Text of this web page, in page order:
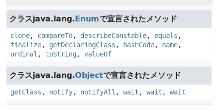
クラスjava.lang.Enumで宣言されたメソッド
clone, compareTo, describeConstable, equals ,
finalize, getDeclaringClass , hashCode, name,
ordinal , toString, valueOf
クラスjava.lang.Objectで宣言されたメソッド
getClass , notify, notifyAll , wait , wait , wait